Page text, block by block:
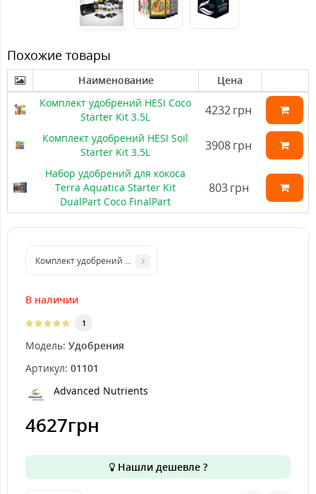
Похожие товары
Наименование
Цена
Комплект удобрений HESI Coco
Starter Kit 3.5L
4232грн
Комплект удобрений HESI Soil
Starter Kit 3.5L
3908грн
Набор удобрений для кокоса
Terra Aquatica Starter Kit
DualPart Coco FinalPart
803 грн
Комплект удобрений Advanced Nutrients pH Perfect Classic M
В наличии
1
Модель: Удобрения
Артикул: 01101
Advanced Nutrients
4627грн
Нашли дешевле ?